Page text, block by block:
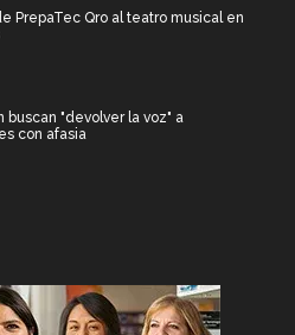
PrepaTec Qro al teatro musical en
buscan "devolver la voz" a
con afasia